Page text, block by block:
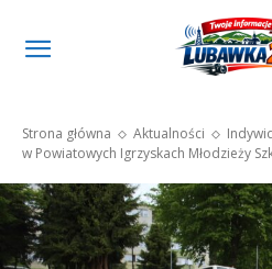
Strona główna Aktualności
w Powiatowych Igrzyskach Młodzieży